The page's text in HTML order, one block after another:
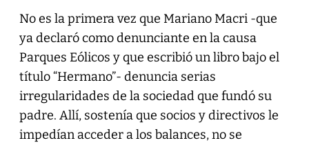
No es la primera vez que Mariano Macri -que
ya declaró como denunciante en la causa
Parques Eólicos y que escribió un libro bajo el
título “Hermano”- denuncia serias
irregularidades de la sociedad que fundó su
padre. Allí, sostenía que socios y directivos le
impedían acceder a los balances, no se